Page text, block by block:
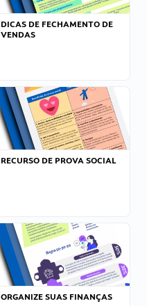
DICAS DE FECHAMENTO DE
VENDAS
RECURSO DE PROVA SOCIAL
ORGANIZE SUAS FINANÇAS